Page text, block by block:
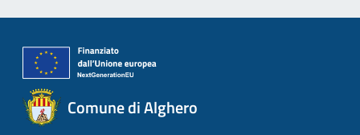
Comune di Alghero